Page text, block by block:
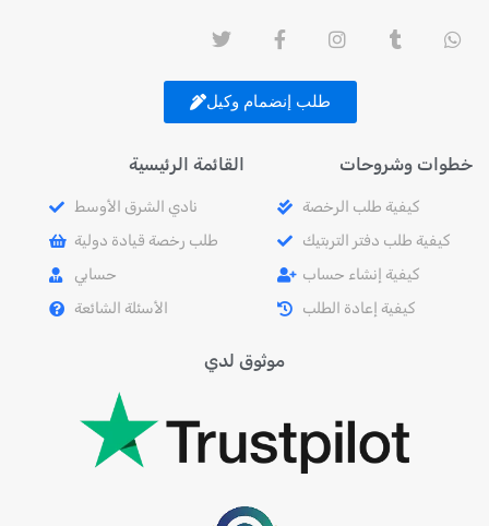
طلب إنضمام وكيل
القائمة الرئيسية
نادي الشرق الأوسط
طلب رخصة قيادة دولية
حسابي
الأسئلة الشائعة
خطوات وشروحات
كيفية طلب الرخصة
كيفية طلب دفتر التربتيك
كيفية إنشاء حساب
كيفية إعادة الطلب
موثوق لدي